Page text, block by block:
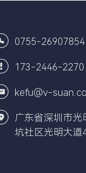
0755-26907854
173-2446-2270
kefu@v-
广东省深圳市
坑社区光明大道